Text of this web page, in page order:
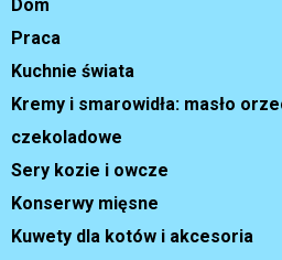
Dom
Praca
Kuchnie świata
Kremy i smarowidła: masło
czekoladowe
Sery kozie i owcze
Konserwy mięsne
Kuwety dla kotów i akcesoria